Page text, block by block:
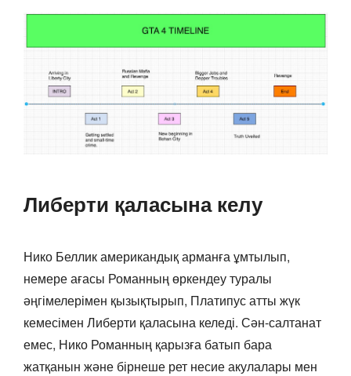
Либерти қаласына келу
Нико Беллик американдық арманға ұмтылып,
немере ағасы Романның өркендеу туралы
әңгімелерімен қызықтырып, Платипус атты жүк
кемесімен Либерти қаласына келеді. Сән-салтанат
емес, Нико Романның қарызға батып бара
жатқанын және бірнеше рет несие акулалары мен